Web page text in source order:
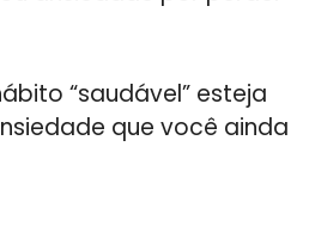
“saudável” esteja
que você ainda